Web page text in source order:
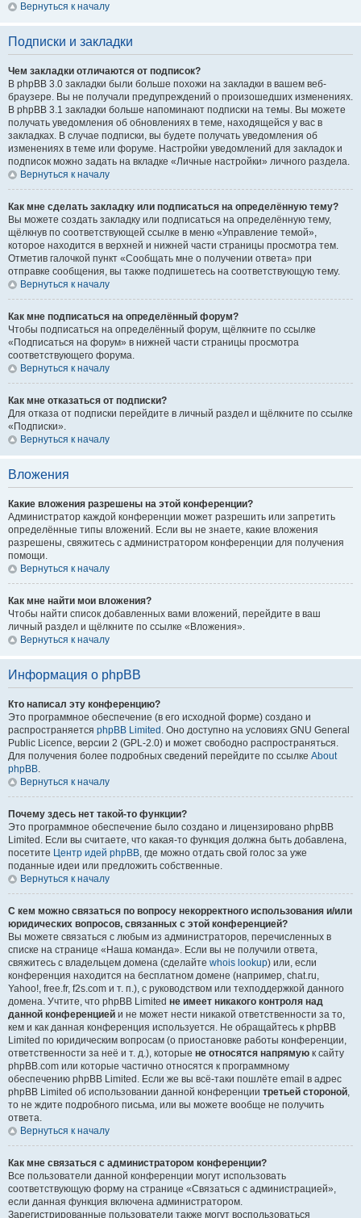
Вернуться к началу
Подписки и закладки
Чем закладки отличаются от подписок?
В phpBB 3.0 закладки были больше похожи на закладки в вашем веб-
браузере. Вы не получали предупреждений о произошедших изменениях.
В phpBB 3.1 закладки больше напоминают подписки на темы. Вы можете
получать уведомления об обновлениях в теме, находящейся у вас в
закладках. В случае подписки, вы будете получать уведомления об
изменениях в теме или форуме. Настройки уведомлений для закладок и
подписок можно задать на вкладке «Личные настройки» личного раздела.
Вернуться к началу
Как мне сделать закладку или подписаться на определённую тему?
Вы можете создать закладку или подписаться на определённую тему,
щёлкнув по соответствующей ссылке в меню «Управление темой»,
которое находится в верхней и нижней части страницы просмотра тем.
Отметив галочкой пункт «Сообщать мне о получении ответа» при
отправке сообщения, вы также подпишетесь на соответствующую тему.
Вернуться к началу
Как мне подписаться на определённый форум?
Чтобы подписаться на определённый форум, щёлкните по ссылке
«Подписаться на форум» в нижней части страницы просмотра
соответствующего форума.
Вернуться к началу
Как мне отказаться от подписки?
Для отказа от подписки перейдите в личный раздел и щёлкните по ссылке
«Подписки».
Вернуться к началу
Вложения
Какие вложения разрешены на этой конференции?
Администратор каждой конференции может разрешить или запретить
определённые типы вложений. Если вы не знаете, какие вложения
разрешены, свяжитесь с администратором конференции для получения
помощи.
Вернуться к началу
Как мне найти мои вложения?
Чтобы найти список добавленных вами вложений, перейдите в ваш
личный раздел и щёлкните по ссылке «Вложения».
Вернуться к началу
Информация о phpBB
Кто написал эту конференцию?
Это программное обеспечение (в его исходной форме) создано и
распространяется phpBB Limited . Оно доступно на условиях GNU General
Public Licence, версии 2 (GPL-2.0) и может свободно распространяться.
Для получения более подробных сведений перейдите по ссылке About
phpBB.
Вернуться к началу
Почему здесь нет такой-то функции?
Это программное обеспечение было создано и лицензировано phpBB
Limited. Если вы считаете, что какая-то функция должна быть добавлена,
посетите Центр идей phpBB, где можно отдать свой голос за уже
поданные идеи или предложить собственные.
Вернуться к началу
С кем можно связаться по вопросу некорректного использования и/или
юридических вопросов, связанных с этой конференцией?
Вы можете связаться с любым из администраторов, перечисленных в
списке на странице «Наша команда». Если вы не получили ответа,
свяжитесь с владельцем домена (сделайте whois lookup) или, если
конференция находится на бесплатном домене (например, chat.ru,
Yahoo!, free.fr, f2s.com и т. п.), с руководством или техподдержкой данного
домена. Учтите, что phpBB Limited не имеет никакого контроля над
данной конференцией и не может нести никакой ответственности за то,
кем и как данная конференция используется. Не обращайтесь к phpBB
Limited по юридическим вопросам (о приостановке работы конференции,
ответственности за неё и т. д.), которые не относятся напрямую к сайту
phpBB.com или которые частично относятся к программному
обеспечению phpBB Limited. Если же вы всё-таки пошлёте email в адрес
phpBB Limited об использовании данной конференции третьей стороной,
то не ждите подробного письма, или вы можете вообще не получить
ответа.
Вернуться к началу
Как мне связаться с администратором конференции?
Все пользователи данной конференции могут использовать
соответствующую форму на странице «Связаться с администрацией»,
если данная функция включена администратором.
Зарегистрированные пользователи также могут воспользоваться